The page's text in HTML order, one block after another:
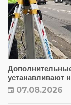
устанавливают
07.08.2026